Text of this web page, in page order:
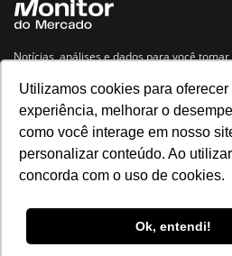
Utilizamos cookies para oferecer
experiência, melhorar o
como você interage em nosso
personalizar conteúdo. Ao
concorda com o uso de cookies.
Ok, entendi!
Notícias, análises e dados para você
Navegue no site
Últimas notícias Quem somos E-
Política de privacidade